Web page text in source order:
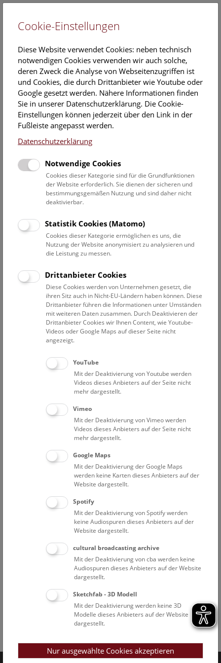
EN
Veranstaltungskalender
Informationen zu Gruppen,- Kindergarten- und
Schulprogrammen finden Siehier
Datumsfilter
1.3.2024
Datum auswählen
Erweiterte Suche
Filter zurücksetzen
1. März 2024
Bisher keine Ergebnisse. Dienstags ist das NHM Wien
in der Regel geschlossen. Ausnahmen finden sie
Eine Nacht im Museum
Cookie-Einstellungen
Diese Website verwendet Cookies: neben technisch
notwendigen Cookies verwenden wir auch solche,
deren Zweck die Analyse von Webseitenzugriffen ist
und Cookies, die durch Drittanbieter wie Youtube oder
Google gesetzt werden. Nähere Informationen finden
Sie in unserer Datenschutzerklärung. Die Cookie-
Einstellungen können jederzeit über den Link in der
Fußleiste angepasst werden.
Datenschutzerklärung
Notwendige Cookies
Cookies dieser Kategorie sind für die Grundfunktionen
der Website erforderlich. Sie dienen der sicheren und
bestimmungsgemäßen Nutzung und sind daher nicht
deaktivierbar.
Statistik Cookies (Matomo)
Cookies dieser Kategorie ermöglichen es uns, die
Nutzung der Website anonymisiert zu analysieren und
die Leistung zu messen.
Drittanbieter Cookies
Diese Cookies werden von Unternehmen gesetzt, die
ihren Sitz auch in Nicht-EU-Ländern haben können. Diese
Drittanbieter führen die Informationen unter Umständen
mit weiteren Daten zusammen. Durch Deaktivieren der
Drittanbieter Cookies wir Ihnen Content, wie Youtube-
Videos oder Google Maps auf dieser Seite nicht
angezeigt.
YouTube
Mit der Deaktivierung von Youtube werden
Videos dieses Anbieters auf der Seite nicht
mehr dargestellt.
Vimeo
Mit der Deaktivierung von Vimeo werden
Videos dieses Anbieters auf der Seite nicht
mehr dargestellt.
Google Maps
Mit der Deaktivierung der Google Maps
werden keine Karten dieses Anbieters auf der
Website dargestellt.
Spotify
Mit der Deaktivierung von Spotify werden
keine Audiospuren dieses Anbieters auf der
Website dargestellt.
cultural broadcasting archive
Mit der Deaktivierung von cba werden keine
Audiospuren dieses Anbieters auf der Website
dargestellt.
Sketchfab - 3D Modell
Mit der Deaktivierung werden keine 3D
Modelle dieses Anbieters auf der Website
dargestellt.
Nur ausgewählte Cookies akzeptieren